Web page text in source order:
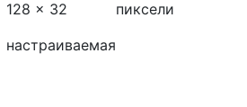
128 x 32
пиксели
настраиваемая